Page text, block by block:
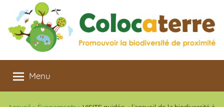
contenu
Colocaterre
Promouvoir
la
Menu